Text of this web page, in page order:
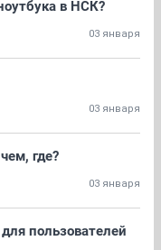
в НСК?
03 января
03 января
где?
03 января
пользователей